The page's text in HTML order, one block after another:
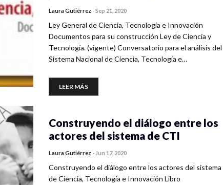
Laura Gutiérrez -Sep 21, 2020
Ley General de Ciencia, Tecnología e Innovación
Documentos para su construcción Ley de Ciencia y
Tecnología. (vigente) Conversatorio para el análisis del
Sistema Nacional de Ciencia, Tecnología e…
LEER MÁS
Construyendo el diálogo entre los
actores del sistema de CTI
Laura Gutiérrez - Jun 17, 2020
Construyendo el diálogo entre los actores del sistema
de Ciencia, Tecnología e Innovación Libro